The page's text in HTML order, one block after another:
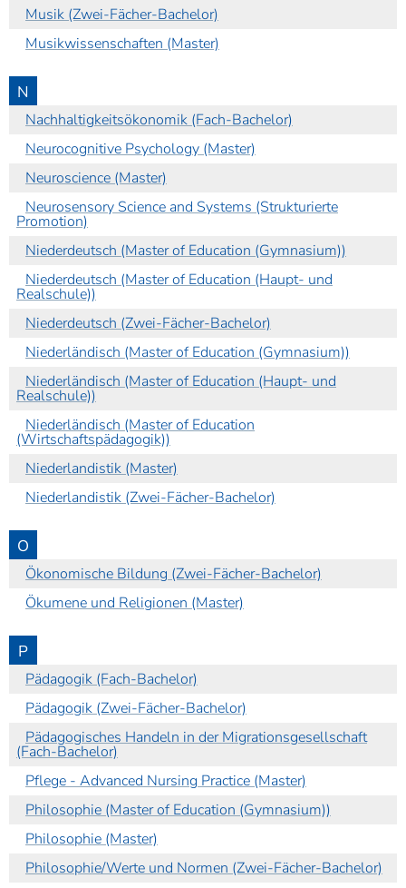
Musik (Zwei-Fächer-Bachelor)
Musikwissenschaften (Master)
N
Nachhaltigkeitsökonomik (Fach-Bachelor)
Neurocognitive Psychology (Master)
Neuroscience (Master)
Neurosensory Science and Systems (Strukturierte
Promotion)
Niederdeutsch (Master of Education (Gymnasium))
Niederdeutsch (Master of Education (Haupt- und
Realschule))
Niederdeutsch (Zwei-Fächer-Bachelor)
Niederländisch (Master of Education (Gymnasium))
Niederländisch (Master of Education (Haupt- und
Realschule))
Niederländisch (Master of Education
(Wirtschaftspädagogik))
Niederlandistik (Master)
Niederlandistik (Zwei-Fächer-Bachelor)
O
Ökonomische Bildung (Zwei-Fächer-Bachelor)
Ökumene und Religionen (Master)
P
Pädagogik (Fach-Bachelor)
Pädagogik (Zwei-Fächer-Bachelor)
Pädagogisches Handeln in der Migrationsgesellschaft
(Fach-Bachelor)
Pflege - Advanced Nursing Practice (Master)
Philosophie (Master of Education (Gymnasium))
Philosophie (Master)
Philosophie/Werte und Normen (Zwei-Fächer-Bachelor)